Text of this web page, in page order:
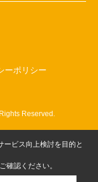
ーポリシー
Reserved.
ービス向上検討を目的と
確認ください。